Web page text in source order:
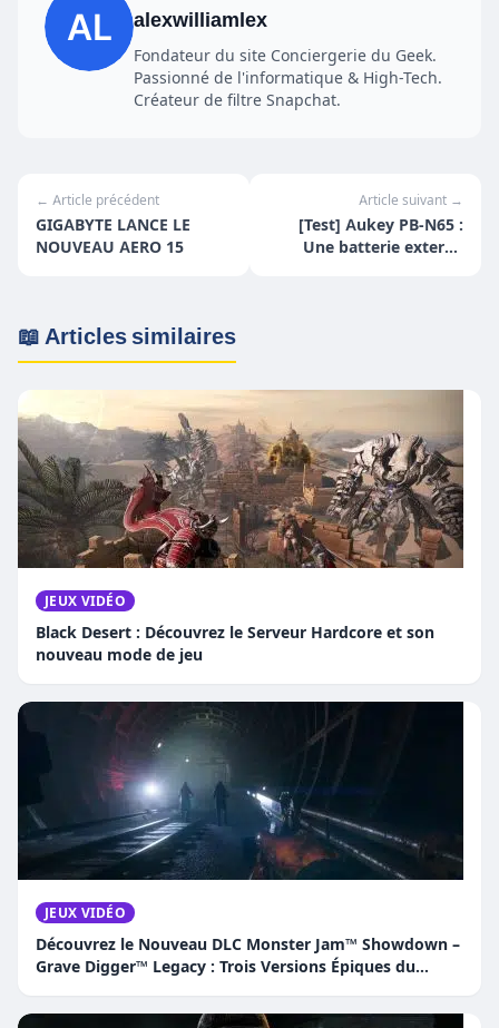
alexwilliamlex
Fondateur du site Conciergerie du Geek.
Passionné de l'informatique & High-Tech.
Créateur de filtre Snapchat.
← Article précédent
GIGABYTE LANCE LE
NOUVEAU AERO 15
Article suivant →
[Test] Aukey PB-N65 :
Une batterie externe
📖 Articles similaires
JEUX VIDÉO
Black Desert : Découvrez le Serveur Hardcore et son
nouveau mode de jeu
JEUX VIDÉO
Découvrez le Nouveau DLC Monster Jam™ Showdown –
Grave Digger™ Legacy : Trois Versions Épiques du